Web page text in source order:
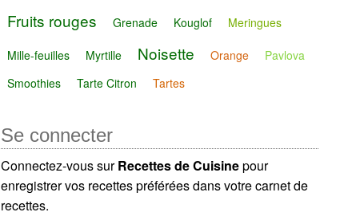
Fruits rouges Grenade Kouglof Meringues
Mille-feuilles Myrtille Noisette Orange
Pavlova
Smoothies
Tarte Citron Tartes
Se connecter
Connectez-vous surRecettes de Cuisinepour
enregistrer vos recettes préférées dans votre carnet de
recettes.